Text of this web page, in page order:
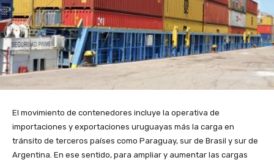
El movimiento de contenedores incluye la operativa de
importaciones y exportaciones uruguayas más la carga en
tránsito de terceros países como Paraguay, sur de Brasil y sur de
Argentina. En ese sentido, para ampliar y aumentar las cargas